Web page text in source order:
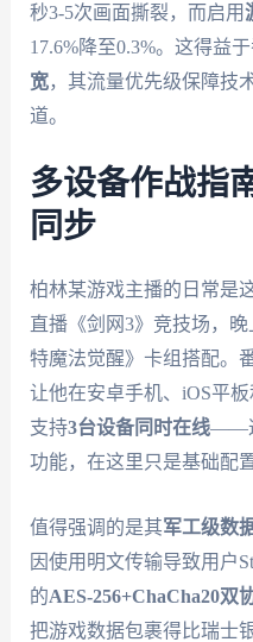
秒3-5次画面撕裂，而启用
17.6%降至0.3%。这得益
宽，其流量优先级保障技
道。
多设备作战指
同步
柏林某游戏主播的日常是
直播《剑网3》竞技场，
特魔法觉醒》卡组搭配。
让他在安卓手机、iOS平
支持3台设备同时在线——
功能，在这里只是基础配置
值得强调的是其军工级数
因使用明文传输导致用户
的AES-256+ChaCha20双
把游戏数据包裹得比瑞士